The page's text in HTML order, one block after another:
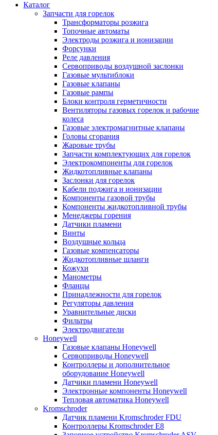
Каталог
Запчасти для горелок
Трансформаторы розжига
Топочные автоматы
Электроды розжига и ионизации
Форсунки
Реле давления
Сервоприводы воздушной заслонки
Газовые мультиблоки
Газовые клапаны
Газовые рампы
Блоки контроля герметичности
Вентиляторы газовых горелок и рабочие
колеса
Газовые электромагнитные клапаны
Головы сгорания
Жаровые трубы
Запчасти комплектующих для горелок
Электрокомпоненты для горелок
Жидкотопливные клапаны
Заслонки для горелок
Кабели поджига и ионизации
Компоненты газовой трубы
Компоненты жидкотопливной трубы
Менеджеры горения
Датчики пламени
Винты
Воздушные кольца
Газовые компенсаторы
Жидкотопливные шланги
Кожухи
Манометры
Фланцы
Принадлежности для горелок
Регуляторы давления
Уравнительные диски
Фильтры
Электродвигатели
Honeywell
Газовые клапаны Honeywell
Сервоприводы Honeywell
Контроллеры и дополнительное
оборудование Honeywell
Датчики пламени Honeywell
Электронные компоненты Honeywell
Тепловая автоматика Honeywell
Kromschroder
Датчик пламени Kromschroder FDU
Контроллеры Kromschroder E8